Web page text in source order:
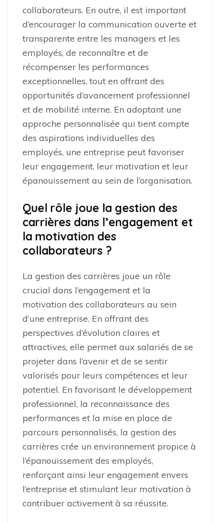
collaborateurs. En outre, il est important
d’encourager la communication ouverte et
transparente entre les managers et les
employés, de reconnaître et de
récompenser les performances
exceptionnelles, tout en offrant des
opportunités d’avancement professionnel
et de mobilité interne. En adoptant une
approche personnalisée qui tient compte
des aspirations individuelles des
employés, une entreprise peut favoriser
leur engagement, leur motivation et leur
épanouissement au sein de l’organisation.
Quel rôle joue la gestion des
carrières dans l’engagement et
la motivation des
collaborateurs ?
La gestion des carrières joue un rôle
crucial dans l’engagement et la
motivation des collaborateurs au sein
d’une entreprise. En offrant des
perspectives d’évolution claires et
attractives, elle permet aux salariés de se
projeter dans l’avenir et de se sentir
valorisés pour leurs compétences et leur
potentiel. En favorisant le développement
professionnel, la reconnaissance des
performances et la mise en place de
parcours personnalisés, la gestion des
carrières crée un environnement propice à
l’épanouissement des employés,
renforçant ainsi leur engagement envers
l’entreprise et stimulant leur motivation à
contribuer activement à sa réussite.